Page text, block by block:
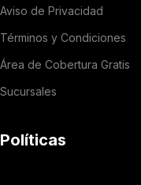
Aviso de Privacidad
Términos y Condiciones
Área de Cobertura Gratis
Sucursales
Políticas